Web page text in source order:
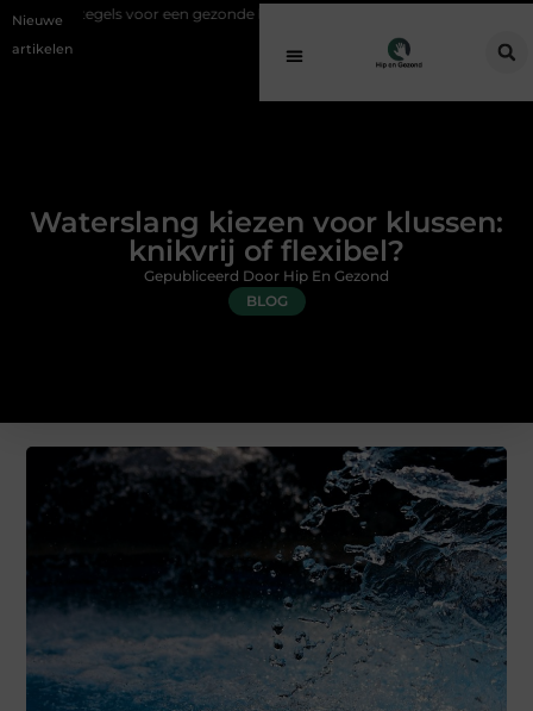
Nieuwe
artikelen
een gezonde buitenplek Sfeer en comfort zonder gedoe met een
Waterslang kiezen voor klussen:
knikvrij of flexibel?
BLOG
Gepubliceerd Door Hip En Gezond